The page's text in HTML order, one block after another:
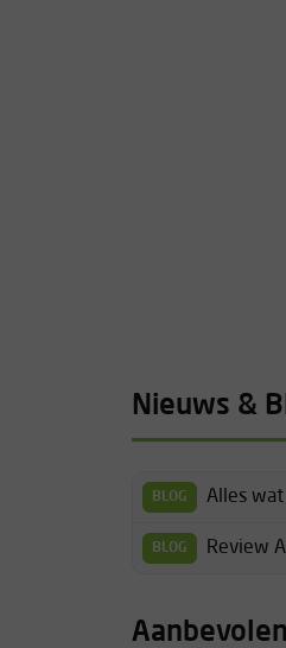
Nieuws &
BLOG Alles
BLOG Review